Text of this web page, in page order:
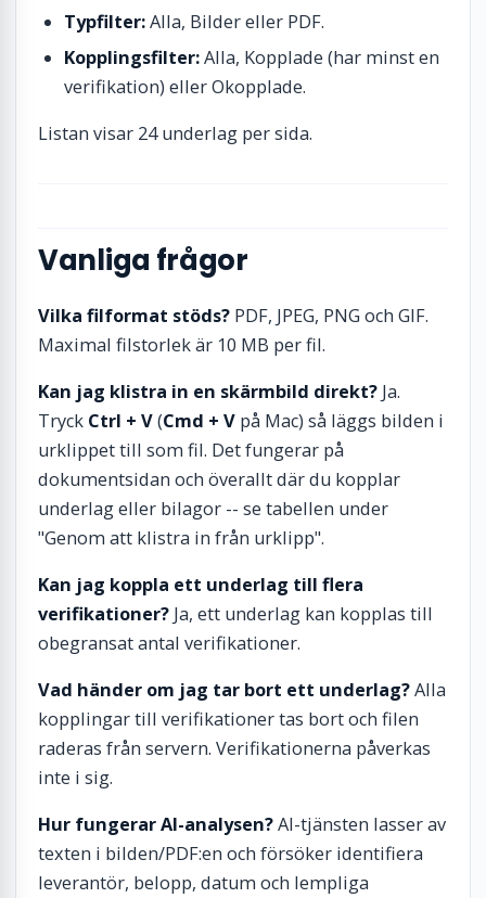
Typfilter:Alla, Bilder eller PDF.
Kopplingsfilter:Alla, Kopplade (har minst en
verifikation) eller Okopplade.
Listan visar 24 underlag per sida.
Vanliga frågor
Vilka filformat stöds? PDF, JPEG, PNG och GIF.
Maximal filstorlek är 10 MB per fil.
Kan jag klistra in en skärmbild direkt? Ja.
Tryck Ctrl + V(Cmd + V på Mac) så läggs bilden i
urklippet till som fil. Det fungerar på
dokumentsidan och överallt där du kopplar
underlag eller bilagor -- se tabellen under
"Genom att klistra in från urklipp".
Kan jag koppla ett underlag till flera
verifikationer? Ja, ett underlag kan kopplas till
obegransat antal verifikationer.
Vad händer om jag tar bort ett underlag?Alla
kopplingar till verifikationer tas bort och filen
raderas från servern. Verifikationerna påverkas
inte i sig.
Hur fungerar AI-analysen?AI-tjänsten lasser av
texten i bilden/PDF:en och försöker identifiera
leverantör, belopp, datum och lempliga